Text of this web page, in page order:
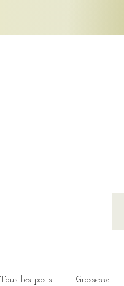
Tous les posts Grossesse